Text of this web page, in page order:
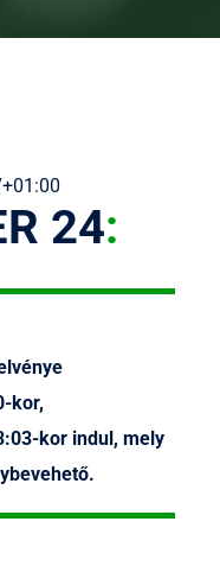
24:
kor,
kor indul , mely